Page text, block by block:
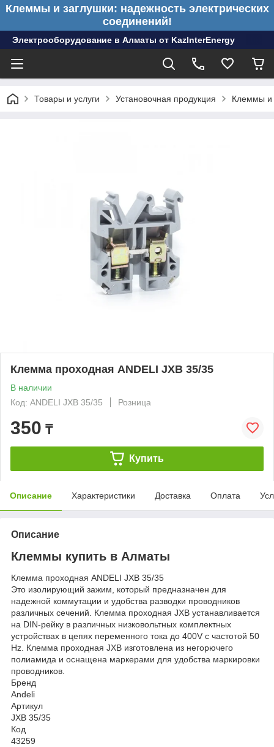
Клеммы и заглушки: надежность электрических
соединений!
Электрооборудование в Алматы от KazInterEnergy
Товары и услуги Установочная продукция Клеммы и
Клемма проходная ANDELI JXB 35/35
В наличии
Код: ANDELI JXB 35/35
Розница
350 ₸
Купить
Описание Характеристики Доставка Оплата
Описание
Клеммы купить в Алматы
Клемма проходная ANDELI JXB 35/35
Это изолирующий зажим, который предназначен для
надежной коммутации и удобства разводки проводников
различных сечений. Клемма проходная JXB устанавливается
на DIN-рейку в различных низковольтных комплектных
устройствах в цепях переменного тока до 400V с частотой 50
Hz. Клемма проходная JXB изготовлена из негорючего
полиамида и оснащена маркерами для удобства маркировки
проводников.
Бренд
Andeli
Артикул
JXB 35/35
Код
43259